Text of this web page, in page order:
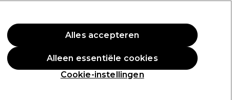
Aanmelden
Professionele Awards
Cookie-instellingen
Alleen essentiële cookies
Alles accepteren